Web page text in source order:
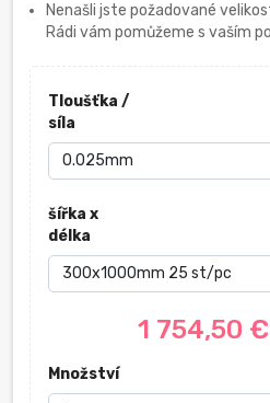
Nenašli jste požadované
Rádi vám pomůžeme s vaším
Tloušťka /
síla
šířka x
délka
1 754,50 €
Množství